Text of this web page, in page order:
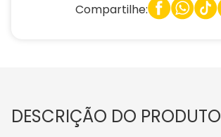
Compartilhe:
DESCRIÇÃO DO PRODUTO